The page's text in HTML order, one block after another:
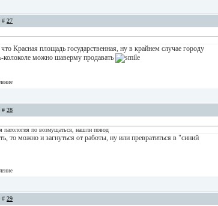
# 27
Красная площадь государственная, ну в крайнем случае городу
можно шаверму продавать
# 28
патология по возмущаться, нашли повод
то можно и загнуться от работы, ну или превратиться в "синий
# 29